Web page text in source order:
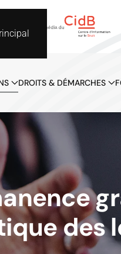
DROITS & DÉMARCHES
des